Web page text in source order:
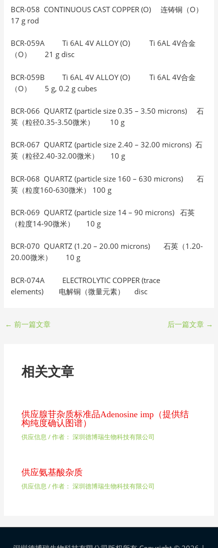
BCR-058 CONTINUOUS CAST COPPER (O) 连铸铜（O）
17 g rod
BCR-059A Ti 6AL 4V ALLOY (O) Ti 6AL 4V合金
（O） 21 g disc
BCR-059B Ti 6AL 4V ALLOY (O) Ti 6AL 4V合金
（O） 5 g, 0.2 g cubes
BCR-066 QUARTZ (particle size 0.35 – 3.50 microns) 石
英（粒径0.35-3.50微米） 10 g
BCR-067 QUARTZ (particle size 2.40 – 32.00 microns) 石
英（粒径2.40-32.00微米） 10 g
BCR-068 QUARTZ (particle size 160 – 630 microns) 石
英（粒度160-630微米） 100 g
BCR-069 QUARTZ (particle size 14 – 90 microns) 石英
（粒度14-90微米） 10 g
BCR-070 QUARTZ (1.20 – 20.00 microns) 石英（1.20-
20.00微米） 10 g
BCR-074A ELECTROLYTIC COPPER (trace
elements) 电解铜（微量元素） disc
← 前一篇文章 后一篇文章 →
相关文章
供应腺苷杂质标准品Adenosine imp（提供结
构纯度确认图谱）
供应信息 / 作者： 深圳德博瑞生物科技有限公司
供应氨基酸杂质
供应信息 / 作者： 深圳德博瑞生物科技有限公司